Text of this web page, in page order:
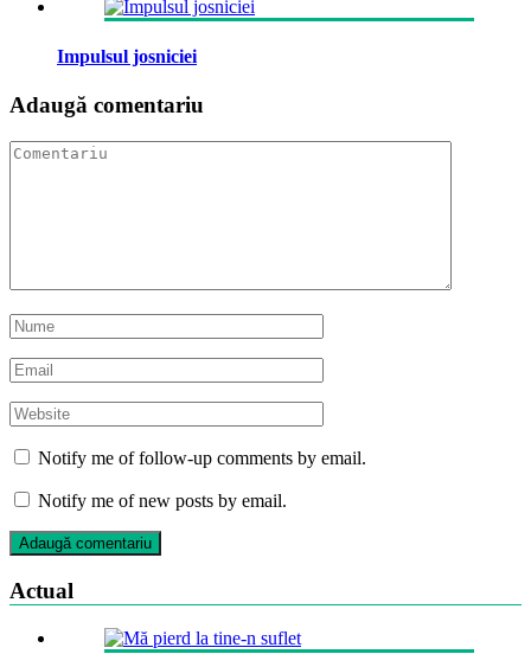
Impulsul josniciei
Adaugă comentariu
Notify me of follow-up comments by email.
Notify me of new posts by email.
Actual